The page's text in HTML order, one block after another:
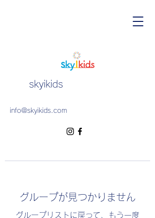
skyikids
info@skyikids.com
グループが見つかりません
グループリストに戻って、もう一度